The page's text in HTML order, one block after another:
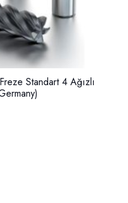
Standart 4 Ağızlı